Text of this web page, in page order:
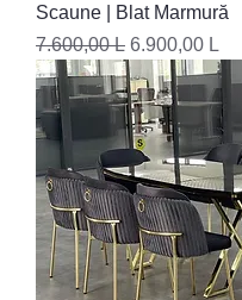
Scaune | Blat Marmură
Preț normal
7.600,00 L Preț redus
6.900,00 L